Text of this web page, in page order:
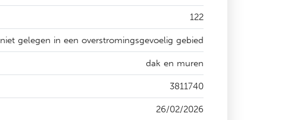
122
niet gelegen in een overstromingsgevoelig gebied
dak en muren
3811740
26/02/2026